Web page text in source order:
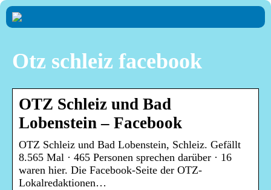
Otz schleiz facebook
OTZ Schleiz und Bad
Lobenstein – Facebook
OTZ Schleiz und Bad Lobenstein, Schleiz. Gefällt
8.565 Mal · 465 Personen sprechen darüber · 16
waren hier. Die Facebook-Seite der OTZ-
Lokalredaktionen…